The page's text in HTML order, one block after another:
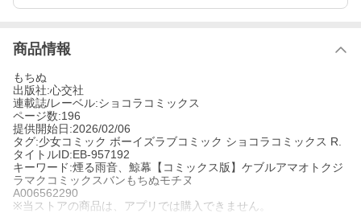
商品情報
もちぬ
出版社:心交社
連載誌/レーベル:ショコラコミックス
ページ数:196
提供開始日:2026/02/06
タグ:少女コミック ボーイズラブコミック ショコラコミックス R.
タイトルID:EB-957192
キーワード:煙る雨音、鯨幕【コミックス版】ケブルアマオトクジ
ラマクコミックスバンもちぬモチヌ
A006562290
※当ストアの商品は、アプリでは購入できません。